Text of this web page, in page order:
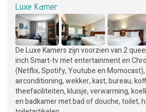
Luxe Kamer
De Luxe Kamers zijn voorzien van 2
inch Smart-tv met entertainment en
(Netflix, Spotify, Youtube en Momocast),
airconditioning, wekker, kast, bureau,
theefaciliteiten, kluisje, verwarming,
en badkamer met bad of douche, toilet,